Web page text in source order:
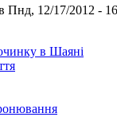
Пнд, 12/17/2012 -
в Шаяні